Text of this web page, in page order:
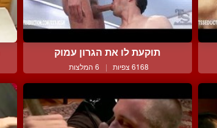
תוקעת לו את הגרון עמוק
6168 צפיות | 6 המלצות